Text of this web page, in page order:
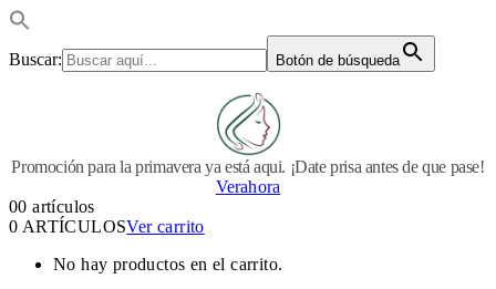
Buscar: Botón de búsqueda
Promoción para la primavera ya está aqui. ¡Date prisa antes de que pase!
Verahora
00 artículos
0 ARTÍCULOSVer carrito
No hay productos en el carrito.